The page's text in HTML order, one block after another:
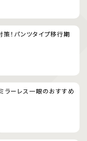
！パンツタイプ移行期
ラーレス一眼のおすすめ